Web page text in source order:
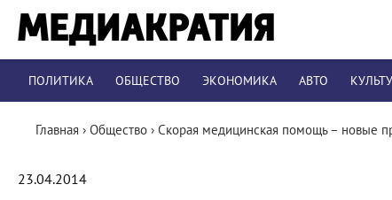
ПОЛИТИКА ОБЩЕСТВО ЭКОНОМИКА АВТО
Главная › Общество › Скорая медицинская помощь – новые
23.04.2014